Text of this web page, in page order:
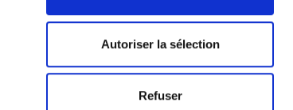
Autoriser la sélection
Refuser